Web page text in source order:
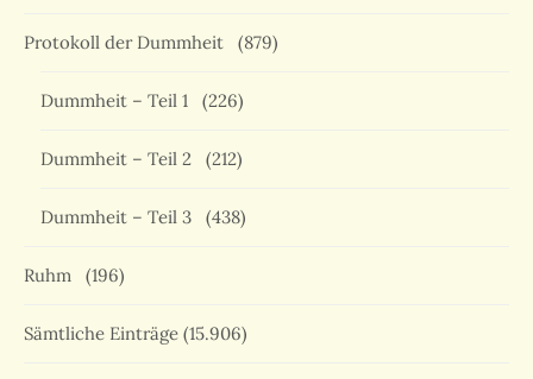
Protokoll der Dummheit (879)
Dummheit – Teil 1 (226)
Dummheit – Teil 2 (212)
Dummheit – Teil 3 (438)
Ruhm (196)
Sämtliche Einträge (15.906)